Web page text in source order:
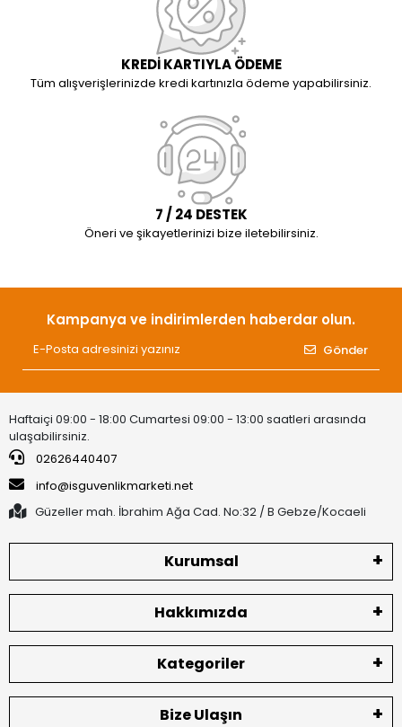
KREDİ KARTIYLA ÖDEME
Tüm alışverişlerinizde kredi kartınızla ödeme yapabilirsiniz.
7 / 24 DESTEK
Öneri ve şikayetlerinizi bize iletebilirsiniz.
Kampanya ve indirimlerden haberdar olun.
Gönder
Haftaiçi 09:00 - 18:00 Cumartesi 09:00 - 13:00 saatleri arasında
ulaşabilirsiniz.
02626440407
info@isguvenlikmarketi.net
Güzeller mah. İbrahim Ağa Cad. No:32 / B Gebze/Kocaeli
Kurumsal
Hakkımızda
Kategoriler
Bize Ulaşın